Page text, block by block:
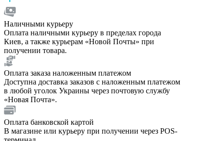
Наличными курьеру
Оплата наличными курьеру в пределах города
Киев, а также курьерам «Новой Почты» при
получении товара.
Оплата заказа наложенным платежом
Доступна доставка заказов с наложенным платежом
в любой уголок Украины через почтовую службу
«Новая Почта».
Оплата банковской картой
В магазине или курьеру при получении через POS-